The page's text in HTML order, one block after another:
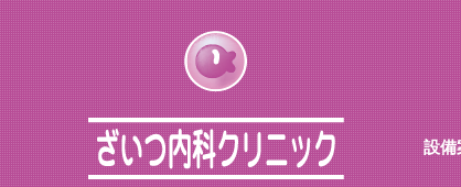
設備
待合
診察室
採血機
エコー
レント